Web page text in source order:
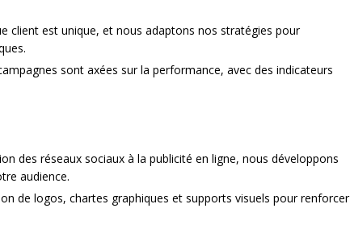
client est unique, et nous adaptons nos stratégies pour
sont axées sur la performance, avec des indicateurs
des réseaux sociaux à la publicité en ligne, nous développons
audience.
de logos, chartes graphiques et supports visuels pour renforcer